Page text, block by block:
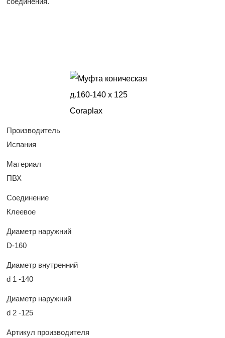
Производитель
Испания
Материал
ПВХ
Соединение
Клеевое
Диаметр наружний
D-160
Диаметр внутренний
d 1 -140
Диаметр наружний
d 2 -125
Артикул производителя